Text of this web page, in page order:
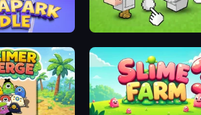
Clicker: For Fun Noob's Chicken Farm Tycoon